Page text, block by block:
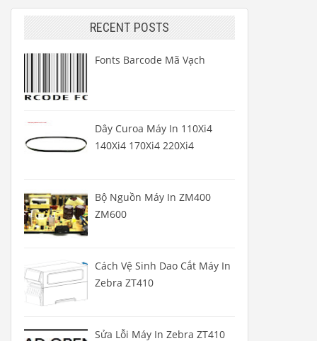
RECENT POSTS
Fonts Barcode Mã Vạch
Dây Curoa Máy In 110Xi4
140Xi4 170Xi4 220Xi4
Bộ Nguồn Máy In ZM400
ZM600
Cách Vệ Sinh Dao Cắt Máy In
Zebra ZT410
Sửa Lỗi Máy In Zebra ZT410